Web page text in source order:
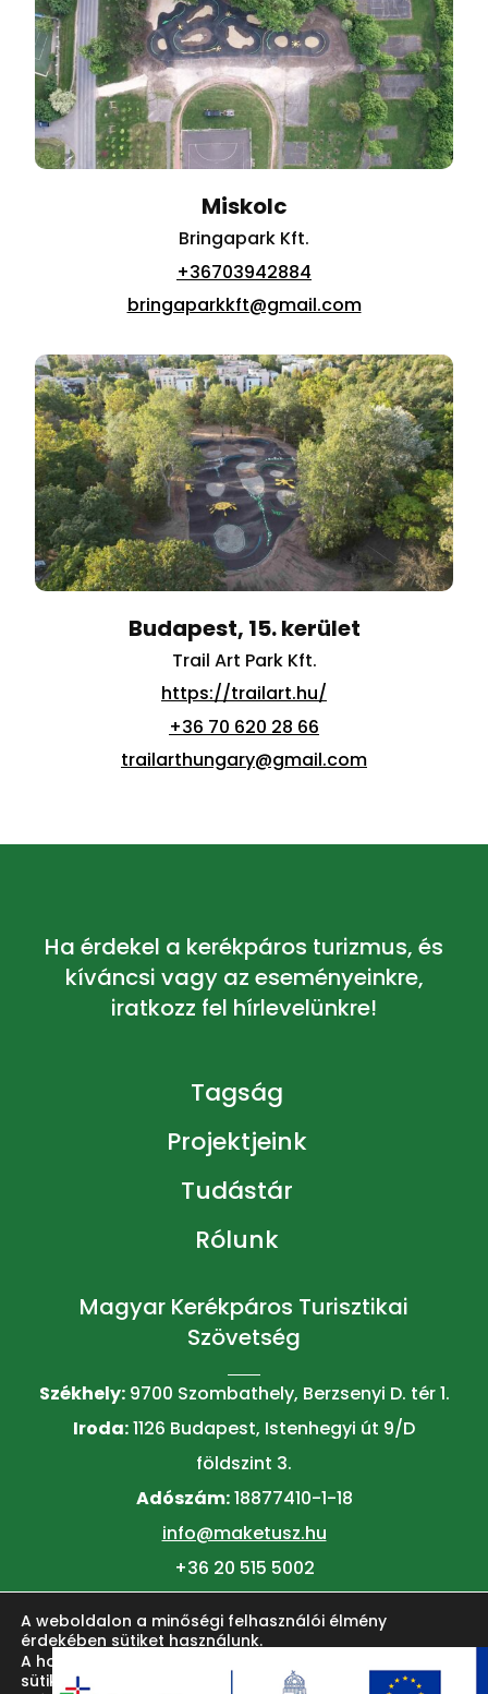
Miskolc
Bringapark Kft.
+36703942884
bringaparkkft@gmail.com
Budapest, 15. kerület
Trail Art Park Kft.
https://trailart.hu/
+36 70 620 28 66
trailarthungary@gmail.com
Tagság
Projektjeink
Tudástár
Rólunk
Magyar Kerékpáros Turisztikai
Szövetség
Székhely:9700 Szombathely, Berzsenyi D. tér 1.
Iroda:1126 Budapest, Istenhegyi út 9/D
földszint 3.
Adószám:18877410-1-18
info@maketusz.hu
+36 20 515 5002
Ha érdekel a kerékpáros turizmus, és
kíváncsi vagy az eseményeinkre,
iratkozz fel hírlevelünkre!
© 2026 MAKETUSZ
A weboldalon a minőségi felhasználói élmény
érdekében sütiket használunk.
A honlap felhasználói élményének fokozása érdekében
sütiket alkalmazunk. Ezeket a
beállítások
oldalon lehet